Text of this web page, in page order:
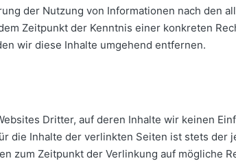
der Nutzung von Informationen nach den
Zeitpunkt der Kenntnis einer konkreten
wir diese Inhalte umgehend entfernen.
Dritter, auf deren Inhalte wir keinen
die Inhalte der verlinkten Seiten ist stets
zum Zeitpunkt der Verlinkung auf mögliche